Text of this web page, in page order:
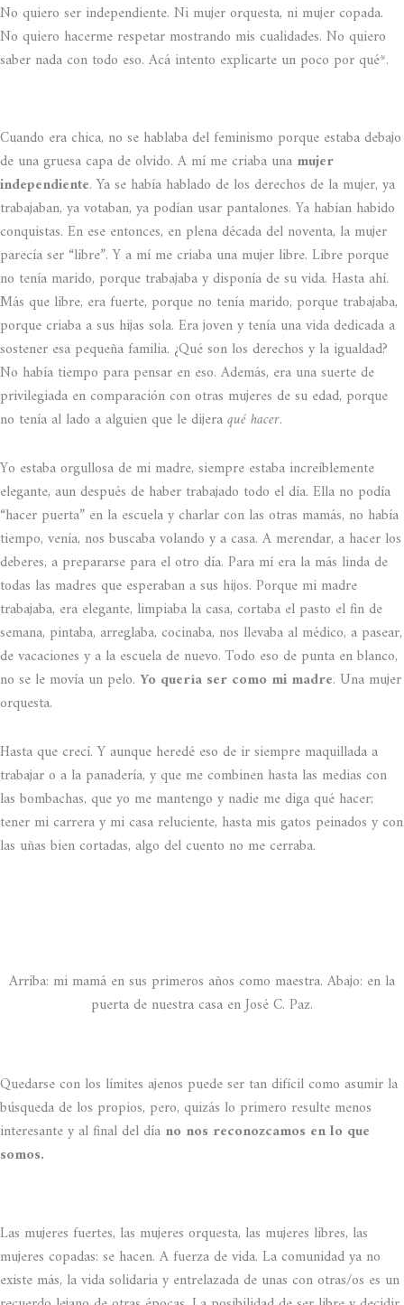
No quiero ser independiente. Ni mujer orquesta, ni mujer copada.
No quiero hacerme respetar mostrando mis cualidades. No quiero
saber nada con todo eso. Acá intento explicarte un poco por qué*.
Cuando era chica, no se hablaba del feminismo porque estaba debajo
de una gruesa capa de olvido. A mí me criaba una mujer
independiente. Ya se había hablado de los derechos de la mujer, ya
trabajaban, ya votaban, ya podían usar pantalones. Ya habían habido
conquistas. En ese entonces, en plena década del noventa, la mujer
parecía ser “libre”. Y a mí me criaba una mujer libre. Libre porque
no tenía marido, porque trabajaba y disponía de su vida. Hasta ahí.
Más que libre, era fuerte, porque no tenía marido, porque trabajaba,
porque criaba a sus hijas sola. Era joven y tenía una vida dedicada a
sostener esa pequeña familia. ¿Qué son los derechos y la igualdad?
No había tiempo para pensar en eso. Además, era una suerte de
privilegiada en comparación con otras mujeres de su edad, porque
no tenía al lado a alguien que le dijeraqué hacer.
Yo estaba orgullosa de mi madre, siempre estaba increíblemente
elegante, aun después de haber trabajado todo el día. Ella no podía
“hacer puerta” en la escuela y charlar con las otras mamás, no había
tiempo, venía, nos buscaba volando y a casa. A merendar, a hacer los
deberes, a prepararse para el otro día. Para mí era la más linda de
todas las madres que esperaban a sus hijos. Porque mi madre
trabajaba, era elegante, limpiaba la casa, cortaba el pasto el fin de
semana, pintaba, arreglaba, cocinaba, nos llevaba al médico, a pasear,
de vacaciones y a la escuela de nuevo. Todo eso de punta en blanco,
no se le movía un pelo. Yo quería ser como mi madre. Una mujer
orquesta.
Hasta que crecí. Y aunque heredé eso de ir siempre maquillada a
trabajar o a la panadería, y que me combinen hasta las medias con
las bombachas, que yo me mantengo y nadie me diga qué hacer;
tener mi carrera y mi casa reluciente, hasta mis gatos peinados y con
las uñas bien cortadas, algo del cuento no me cerraba.
Arriba: mi mamá en sus primeros años como maestra. Abajo: en la
puerta de nuestra casa en José C. Paz.
Quedarse con los límites ajenos puede ser tan difícil como asumir la
búsqueda de los propios, pero, quizás lo primero resulte menos
interesante y al final del día no nos reconozcamos en lo que
somos.
Las mujeres fuertes, las mujeres orquesta, las mujeres libres, las
mujeres copadas: se hacen. A fuerza de vida. La comunidad ya no
existe más, la vida solidaria y entrelazada de unas con otras/os es un